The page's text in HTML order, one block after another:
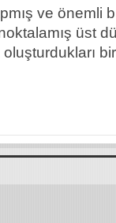
ve önemli
üst